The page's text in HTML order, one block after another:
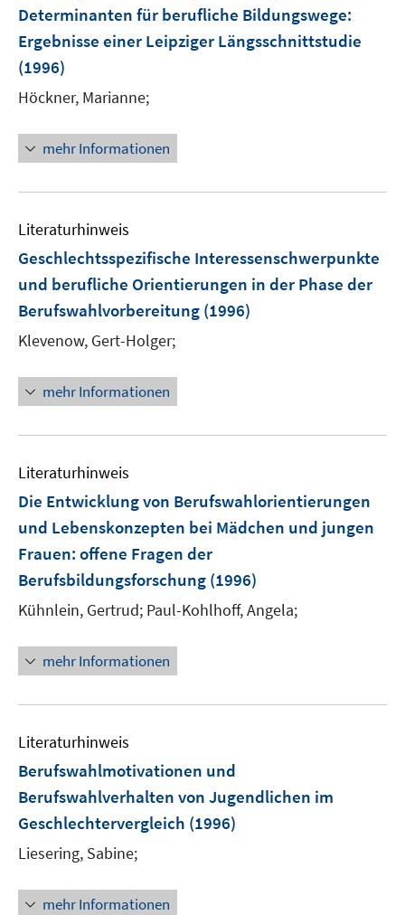
Determinanten für berufliche Bildungswege:
Ergebnisse einer Leipziger Längsschnittstudie
(1996)
Höckner, Marianne;
mehr Informationen
Literaturhinweis
Geschlechtsspezifische Interessenschwerpunkte
und berufliche Orientierungen in der Phase der
Berufswahlvorbereitung (1996)
Klevenow, Gert-Holger;
mehr Informationen
Literaturhinweis
Die Entwicklung von Berufswahlorientierungen
und Lebenskonzepten bei Mädchen und jungen
Frauen: offene Fragen der
Berufsbildungsforschung (1996)
Kühnlein, Gertrud; Paul-Kohlhoff, Angela;
mehr Informationen
Literaturhinweis
Berufswahlmotivationen und
Berufswahlverhalten von Jugendlichen im
Geschlechtervergleich (1996)
Liesering, Sabine;
mehr Informationen